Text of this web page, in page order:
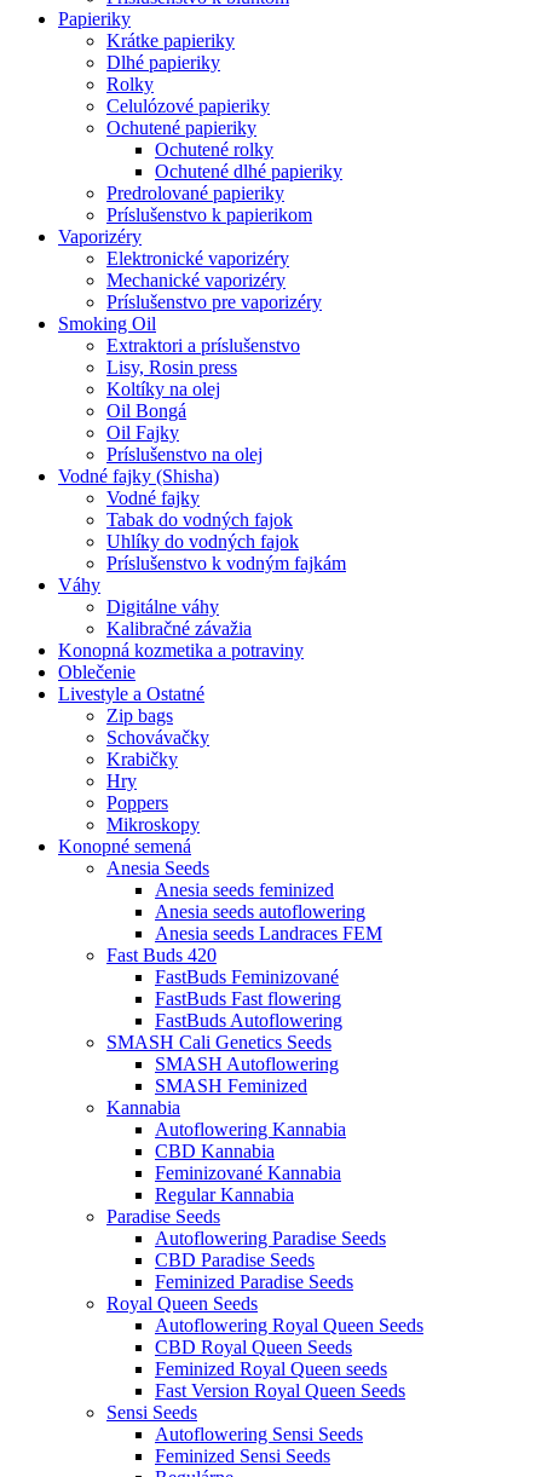
Papieriky
Krátke papieriky
Dlhé papieriky
Rolky
Celulózové papieriky
Ochutené papieriky
Ochutené rolky
Ochutené dlhé papieriky
Predrolované papieriky
Príslušenstvo k papierikom
Vaporizéry
Elektronické vaporizéry
Mechanické vaporizéry
Príslušenstvo pre vaporizéry
Smoking Oil
Extraktori a príslušenstvo
Lisy, Rosin press
Koltíky na olej
Oil Bongá
Oil Fajky
Príslušenstvo na olej
Vodné fajky (Shisha)
Vodné fajky
Tabak do vodných fajok
Uhlíky do vodných fajok
Príslušenstvo k vodným fajkám
Váhy
Digitálne váhy
Kalibračné závažia
Konopná kozmetika a potraviny
Oblečenie
Livestyle a Ostatné
Zip bags
Schovávačky
Krabičky
Hry
Poppers
Mikroskopy
Konopné semená
Anesia Seeds
Anesia seeds feminized
Anesia seeds autoflowering
Anesia seeds Landraces FEM
Fast Buds 420
FastBuds Feminizované
FastBuds Fast flowering
FastBuds Autoflowering
SMASH Cali Genetics Seeds
SMASH Autoflowering
SMASH Feminized
Kannabia
Autoflowering Kannabia
CBD Kannabia
Feminizované Kannabia
Regular Kannabia
Paradise Seeds
Autoflowering Paradise Seeds
CBD Paradise Seeds
Feminized Paradise Seeds
Royal Queen Seeds
Autoflowering Royal Queen Seeds
CBD Royal Queen Seeds
Feminized Royal Queen seeds
Fast Version Royal Queen Seeds
Sensi Seeds
Autoflowering Sensi Seeds
Feminized Sensi Seeds